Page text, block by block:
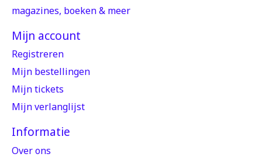
magazines, boeken & meer
Mijn account
Registreren
Mijn bestellingen
Mijn tickets
Mijn verlanglijst
Informatie
Over ons